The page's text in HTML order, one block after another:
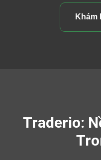
Khám
Traderio: